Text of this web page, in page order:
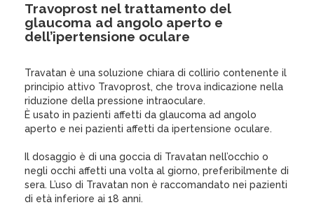
Travoprost nel trattamento del
glaucoma ad angolo aperto e
dell’ipertensione oculare
Travatan è una soluzione chiara di collirio contenente il
principio attivo Travoprost, che trova indicazione nella
riduzione della pressione intraoculare.
È usato in pazienti affetti da glaucoma ad angolo
aperto e nei pazienti affetti da ipertensione oculare.
Il dosaggio è di una goccia di Travatan nell’occhio o
negli occhi affetti una volta al giorno, preferibilmente di
sera. L’uso di Travatan non è raccomandato nei pazienti
di età inferiore ai 18 anni.